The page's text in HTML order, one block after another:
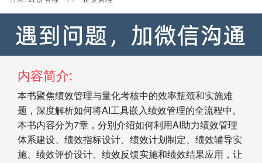
内容简介:
本书聚焦绩效管理与量化考核中的效率瓶颈和实施难
题，深度解析如何将AI工具嵌入绩效管理的全流程中。
本书内容分为7章，分别介绍如何利用AI助力绩效管理
体系建设、绩效指标设计、绩效计划制定、绩效辅导实
施、绩效评价设计、绩效反馈实施和绩效结果应用，让